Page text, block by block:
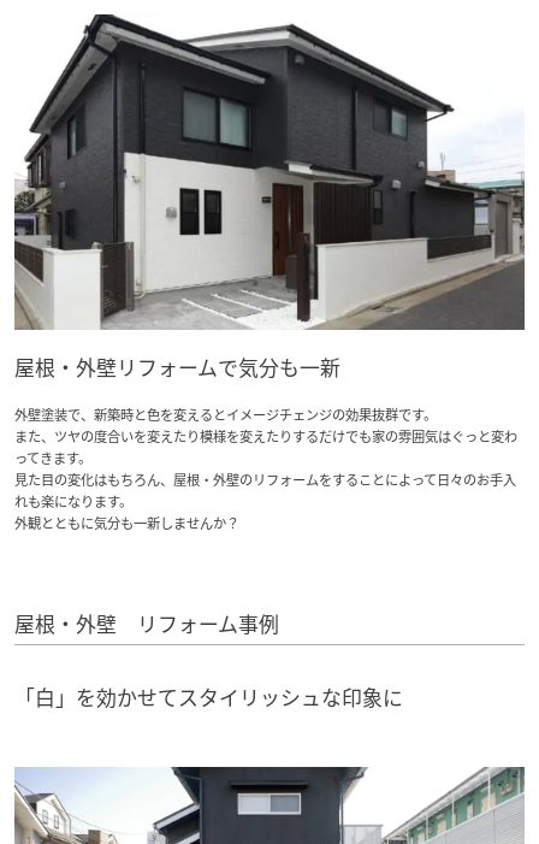
[MISAWA RELAY]
住まいの売却
これから住まいをご検討の方
多彩な動画やこだわりが詰まった建築実例、注目の最新情報など、住
まいづくりを楽しく学べるデジタルラウンジです。
土地活用の基礎から長期安定経営を目指すオーナー様まで、賃貸経営
に役立つ多彩な情報を幅広くお届けします。
ホームラウンジ 土地活用・賃貸経営
これからリフォームをご検討の方
実例動画や基礎知識、収納の工夫など、理想の住まいを叶えるリフォ
ームの具体策とアイデアを豊富にご用意しています。
ホームラウンジ リフォーム
すべてのフィールドに新しい価値をデザインし、持続可能な未来志向
のまちづくりを実現していきます。
ミサワゼネラルソリューション
ミサワホームオーナーさま・リフォーム工事ご契約者さまとミサワホ
ームを結ぶコミュニケーションサイト。お得・便利・安心なコンテン
ツや、ミサワホームからの大切なお知らせなど配信しています。
ミサワオーナーズクラブ
採用情報
新卒者採用
中途採用
障がい者採用
ウエルネス事業
海外事業
屋根・外壁リフォームで気分も一新
外壁塗装で、新築時と色を変えるとイメージチェンジの効果抜群です。
また、ツヤの度合いを変えたり模様を変えたりするだけでも家の雰囲気はぐっと変わ
ってきます。
見た目の変化はもちろん、屋根・外壁のリフォームをすることによって日々のお手入
れも楽になります。
外観とともに気分も一新しませんか？
屋根・外壁 リフォーム事例
「白」を効かせてスタイリッシュな印象に